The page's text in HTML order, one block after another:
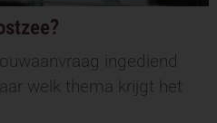
ingediend
welk thema krijgt het